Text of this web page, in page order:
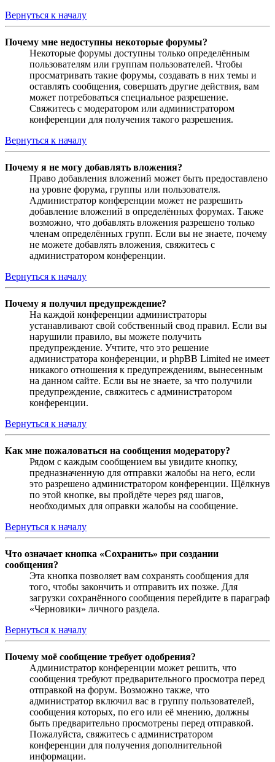
Вернуться к началу
Почему мне недоступны некоторые форумы?
Некоторые форумы доступны только определённым
пользователям или группам пользователей. Чтобы
просматривать такие форумы, создавать в них темы и
оставлять сообщения, совершать другие действия, вам
может потребоваться специальное разрешение.
Свяжитесь с модератором или администратором
конференции для получения такого разрешения.
Вернуться к началу
Почему я не могу добавлять вложения?
Право добавления вложений может быть предоставлено
на уровне форума, группы или пользователя.
Администратор конференции может не разрешить
добавление вложений в определённых форумах. Также
возможно, что добавлять вложения разрешено только
членам определённых групп. Если вы не знаете, почему
не можете добавлять вложения, свяжитесь с
администратором конференции.
Вернуться к началу
Почему я получил предупреждение?
На каждой конференции администраторы
устанавливают свой собственный свод правил. Если вы
нарушили правило, вы можете получить
предупреждение. Учтите, что это решение
администратора конференции, и phpBB Limited не имеет
никакого отношения к предупреждениям, вынесенным
на данном сайте. Если вы не знаете, за что получили
предупреждение, свяжитесь с администратором
конференции.
Вернуться к началу
Как мне пожаловаться на сообщения модератору?
Рядом с каждым сообщением вы увидите кнопку,
предназначенную для отправки жалобы на него, если
это разрешено администратором конференции. Щёлкнув
по этой кнопке, вы пройдёте через ряд шагов,
необходимых для оправки жалобы на сообщение.
Вернуться к началу
Что означает кнопка «Сохранить» при создании
сообщения?
Эта кнопка позволяет вам сохранять сообщения для
того, чтобы закончить и отправить их позже. Для
загрузки сохранённого сообщения перейдите в параграф
«Черновики» личного раздела.
Вернуться к началу
Почему моё сообщение требует одобрения?
Администратор конференции может решить, что
сообщения требуют предварительного просмотра перед
отправкой на форум. Возможно также, что
администратор включил вас в группу пользователей,
сообщения которых, по его или её мнению, должны
быть предварительно просмотрены перед отправкой.
Пожалуйста, свяжитесь с администратором
конференции для получения дополнительной
информации.